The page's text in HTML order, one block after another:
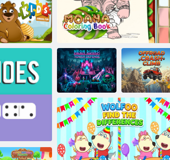
Baby Hazel:
sorpresa dei
fratelli
Libro da colorare di Moana
Divertimento per
bambini
Rovine al neon:
Difesa della
torre
Salita in caso di
incidente
fuoristrada